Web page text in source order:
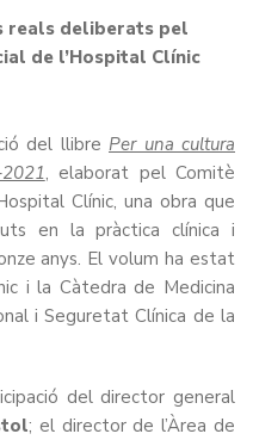
reals deliberats pel
de l’Hospital Clínic
del llibre Per una cultura
, elaborat pel Comitè
Clínic, una obra que
en la pràctica clínica i
anys. El volum ha estat
i la Càtedra de Medicina
i Seguretat Clínica de la
del director general
; el director de l’Àrea de